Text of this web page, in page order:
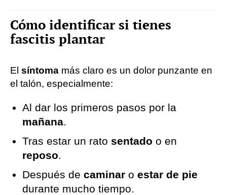
Cómo identificar si tienes
fascitis plantar
El síntoma más claro es un dolor punzante en
el talón, especialmente:
Al dar los primeros pasos por la
mañana
Tras estar un rato sentadoo en
reposo
Después decaminaroestar de pie
durante mucho tiempo.